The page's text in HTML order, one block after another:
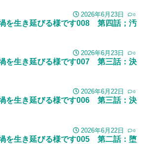
2026年6月23日 0
を生き延びる様です008 第四話；汚
2026年6月23日 0
を生き延びる様です007 第三話：決
2026年6月22日 0
を生き延びる様です006 第三話：決
2026年6月22日 0
を生き延びる様です005 第二話：堕